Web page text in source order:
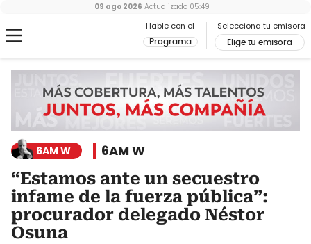
Hable con el
Programa
Selecciona tu emisora
Elige tu emisora
09 ago 2026 Actualizado 05:49
6AM W 6AM W
“Estamos ante un secuestro
infame de la fuerza pública”:
procurador delegado Néstor
Osuna